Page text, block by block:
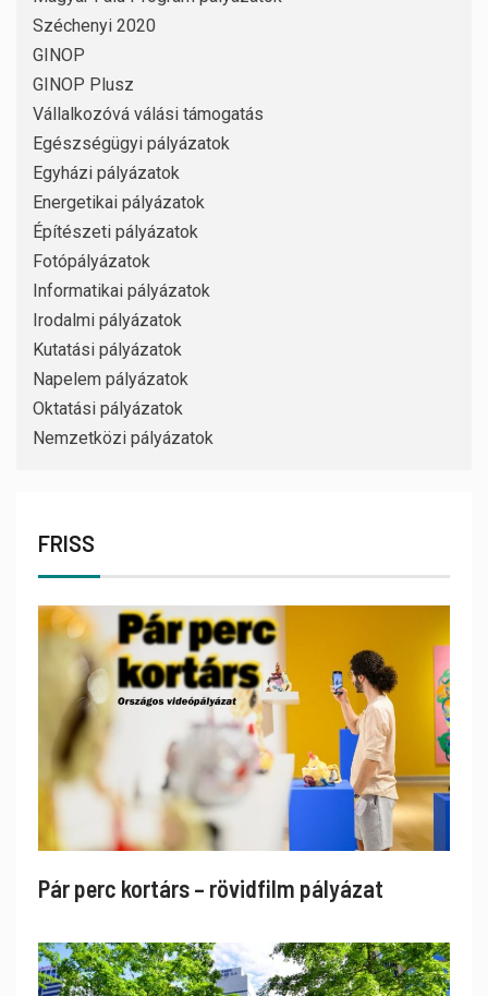
Széchenyi 2020
GINOP
GINOP Plusz
Vállalkozóvá válási támogatás
Egészségügyi pályázatok
Egyházi pályázatok
Energetikai pályázatok
Építészeti pályázatok
Fotópályázatok
Informatikai pályázatok
Irodalmi pályázatok
Kutatási pályázatok
Napelem pályázatok
Oktatási pályázatok
Nemzetközi pályázatok
FRISS
Pár perc kortárs – rövidfilm pályázat